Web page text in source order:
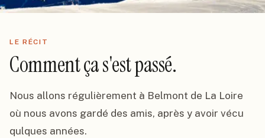
LE RÉCIT
Comment ça s'est passé.
Nous allons régulièrement à Belmont de La Loire
où nous avons gardé des amis, après y avoir vécu
qulques années.